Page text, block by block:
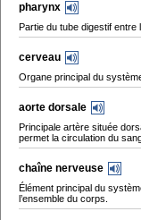
pharynx
Partie du tube digestif entre
cerveau
Organe principal du
aorte dorsale
Principale artère située
permet la circulation du
chaîne nerveuse
Élément principal du
l’ensemble du corps.